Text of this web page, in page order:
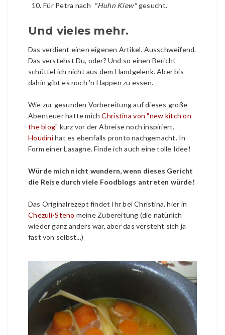
Für Petra nach "Huhn Kiew"gesucht.
Und vieles mehr.
Das verdient einen eigenen Artikel. Ausschweifend.
Das verstehst Du, oder? Und so einen Bericht
schüttel ich nicht aus dem Handgelenk. Aber bis
dahin gibt es noch 'n Happen zu essen.
Wie zur gesunden Vorbereitung auf dieses große
Abenteuer hatte michChristina von "new kitch on
the blog" kurz vor der Abreise noch inspiriert.
Houdinihat es ebenfalls pronto nachgemacht. In
Form einer Lasagne. Finde ich auch eine tolle Idee!
Würde mich nicht wundern, wenn dieses Gericht
die Reise durch viele Foodblogs antreten würde!
Das Originalrezept findet Ihr bei Christina, hier in
Chezuli-Steno meine Zubereitung (die natürlich
wieder ganz anders war, aber das versteht sich ja
fast von selbst...)